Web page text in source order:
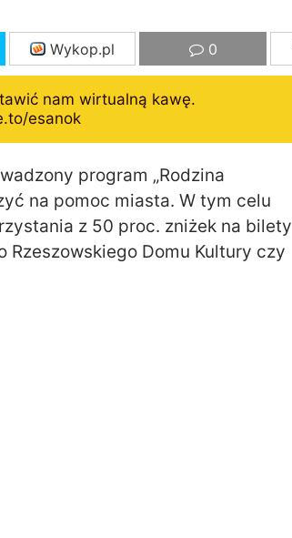
Wykop.pl 0
nam wirtualną kawę.
esanok
program „Rodzina
na pomoc miasta. W tym celu
z 50 proc. zniżek na bilety
Domu Kultury czy